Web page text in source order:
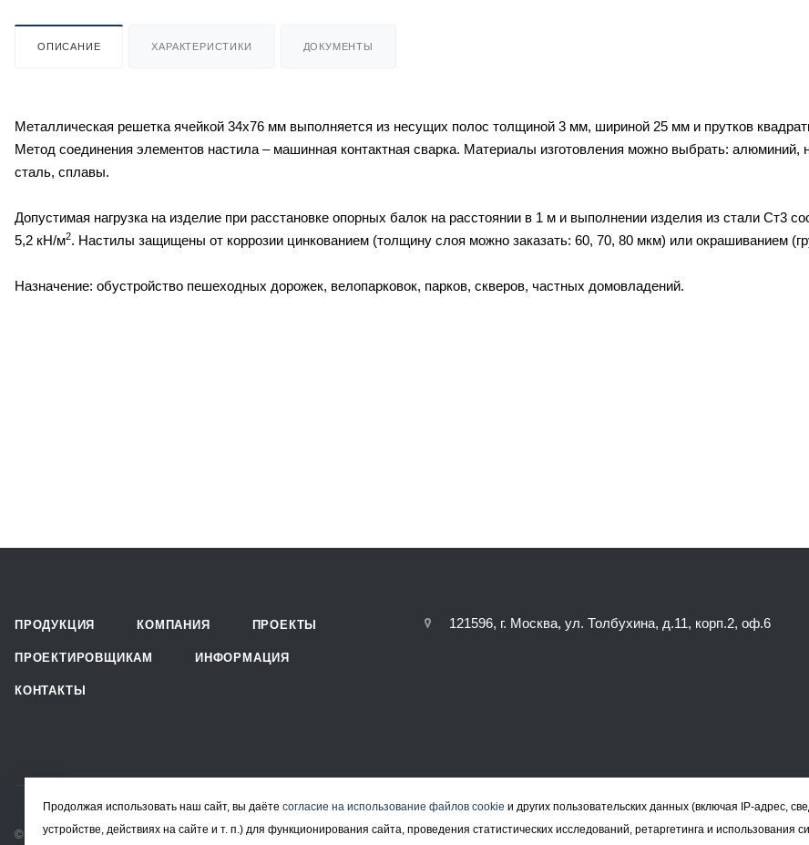
ОПИСАНИЕ ХАРАКТЕРИСТИКИ ДОКУМЕНТЫ
Металлическая решетка ячейкой 34х76 мм выполняется из несущих полос толщиной 3 мм, шириной 25 мм и прутков
Метод соединения элементов настила – машинная контактная сварка. Материалы изготовления можно выбрать: алюминий,
сталь, сплавы.
Допустимая нагрузка на изделие при расстановке опорных балок на расстоянии в 1 м и выполнении изделия из стали Ст3
5,2 кН/м2. Настилы защищены от коррозии цинкованием (толщину слоя можно заказать: 60, 70, 80 мкм) или окрашиванием
Назначение: обустройство пешеходных дорожек, велопарковок, парков, скверов, частных домовладений.
ПРОДУКЦИЯ КОМПАНИЯ ПРОЕКТЫ
ПРОЕКТИРОВЩИКАМ ИНФОРМАЦИЯ
КОНТАКТЫ
121596, г. Москва, ул. Толбухина, д.11, корп.2, оф.6
© 2008-2026 Все права защищены.
Продолжая использовать наш сайт, вы даёте согласие на использование файлов cookie и других пользовательских данных (включая IP-адрес,
устройстве, действиях на сайте и т. п.) для функционирования сайта, проведения статистических исследований, ретаргетинга и использования